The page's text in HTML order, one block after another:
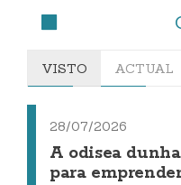
VISTO ACTUAL
28/07/2026
A odisea
para